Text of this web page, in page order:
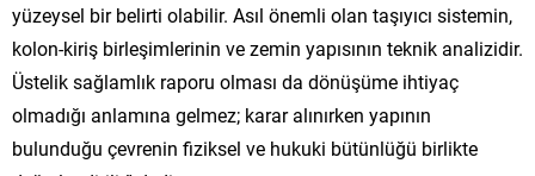
yüzeysel bir belirti olabilir. Asıl önemli olan taşıyıcı sistemin,
kolon-kiriş birleşimlerinin ve zemin yapısının teknik analizidir.
Üstelik sağlamlık raporu olması da dönüşüme ihtiyaç
olmadığı anlamına gelmez; karar alınırken yapının
bulunduğu çevrenin fiziksel ve hukuki bütünlüğü birlikte